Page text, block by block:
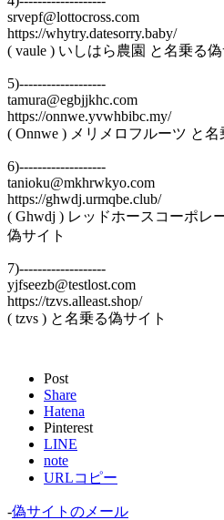
srvepf@lottocross.com
https://whytry.datesorry.baby/
( vaule ) いしはら農園 と名乗る偽
5)-------------------
tamura@egbjjkhc.com
https://onnwe.yvwhbibc.my/
( Onnwe ) メリメロフルーツ と名
6)-------------------
tanioku@mkhrwkyo.com
https://ghwdj.urmqbe.club/
( Ghwdj ) レッドホースコーポレ
偽サイト
7)-------------------
yjfseezb@testlost.com
https://tzvs.alleast.shop/
( tzvs ) と名乗る偽サイト
Post
Share
Hatena
Pinterest
LINE
note
URLコピー
-偽サイトのメール